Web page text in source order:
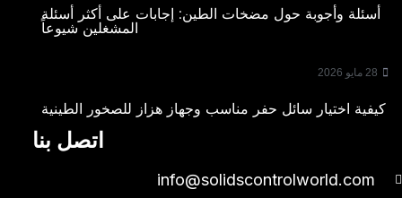
أسئلة وأجوبة حول مضخات الطين: إجابات على أكثر أسئلة
المشغلين شيوعاً
28 مايو 2026
كيفية اختيار سائل حفر مناسب وجهاز هزاز للصخور الطينية
اتصل بنا
info@solidscontrolworld.com